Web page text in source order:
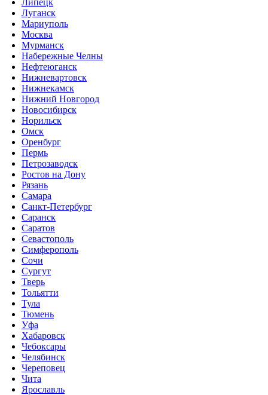
Луганск
Мариуполь
Москва
Мурманск
Набережные Челны
Нефтеюганск
Нижневартовск
Нижнекамск
Нижний Новгород
Новосибирск
Норильск
Омск
Оренбург
Пермь
Петрозаводск
Ростов на Дону
Рязань
Самара
Санкт-Петербург
Саранск
Саратов
Севастополь
Симферополь
Сочи
Сургут
Тверь
Тольятти
Тула
Тюмень
Уфа
Хабаровск
Чебоксары
Челябинск
Череповец
Чита
Ярославль